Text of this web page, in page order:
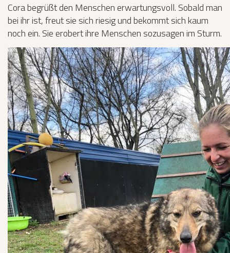
Cora begrüßt den Menschen erwartungsvoll. Sobald man
bei ihr ist, freut sie sich riesig und bekommt sich kaum
noch ein. Sie erobert ihre Menschen sozusagen im Sturm.